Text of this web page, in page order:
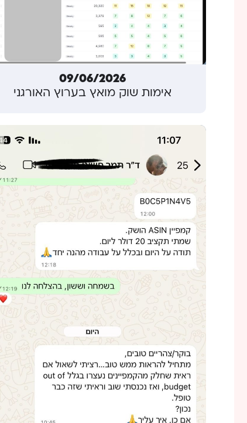
09/06/2026
אימות שוק מואץ בערוץ האורגני